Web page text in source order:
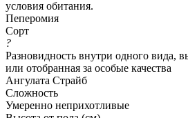
условия обитания.
Пеперомия
Сорт
?
Разновидность внутри одного вида,
или отобранная за особые качества
Ангулата Страйб
Сложность
Умеренно неприхотливые